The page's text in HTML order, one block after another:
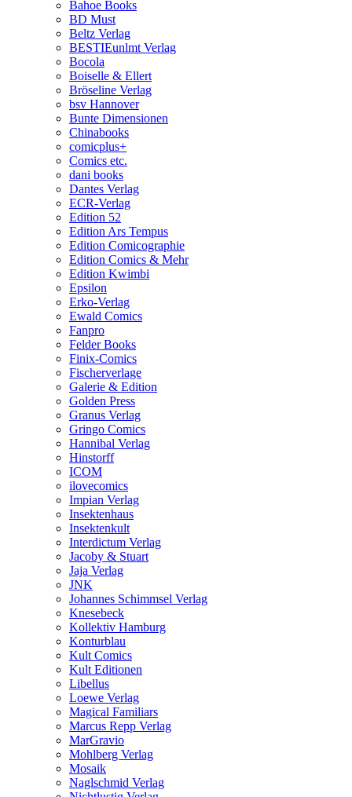
Bahoe Books
BD Must
Beltz Verlag
BESTIEunlmt Verlag
Bocola
Boiselle & Ellert
Bröseline Verlag
bsv Hannover
Bunte Dimensionen
Chinabooks
comicplus+
Comics etc.
dani books
Dantes Verlag
ECR-Verlag
Edition 52
Edition Ars Tempus
Edition Comicographie
Edition Comics & Mehr
Edition Kwimbi
Epsilon
Erko-Verlag
Ewald Comics
Fanpro
Felder Books
Finix-Comics
Fischerverlage
Galerie & Edition
Golden Press
Granus Verlag
Gringo Comics
Hannibal Verlag
Hinstorff
ICOM
ilovecomics
Impian Verlag
Insektenhaus
Insektenkult
Interdictum Verlag
Jacoby & Stuart
Jaja Verlag
JNK
Johannes Schimmsel Verlag
Knesebeck
Kollektiv Hamburg
Konturblau
Kult Comics
Kult Editionen
Libellus
Loewe Verlag
Magical Familiars
Marcus Repp Verlag
MarGravio
Mohlberg Verlag
Mosaik
Naglschmid Verlag